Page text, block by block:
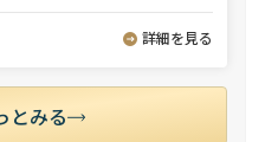
詳細を見る
とみる